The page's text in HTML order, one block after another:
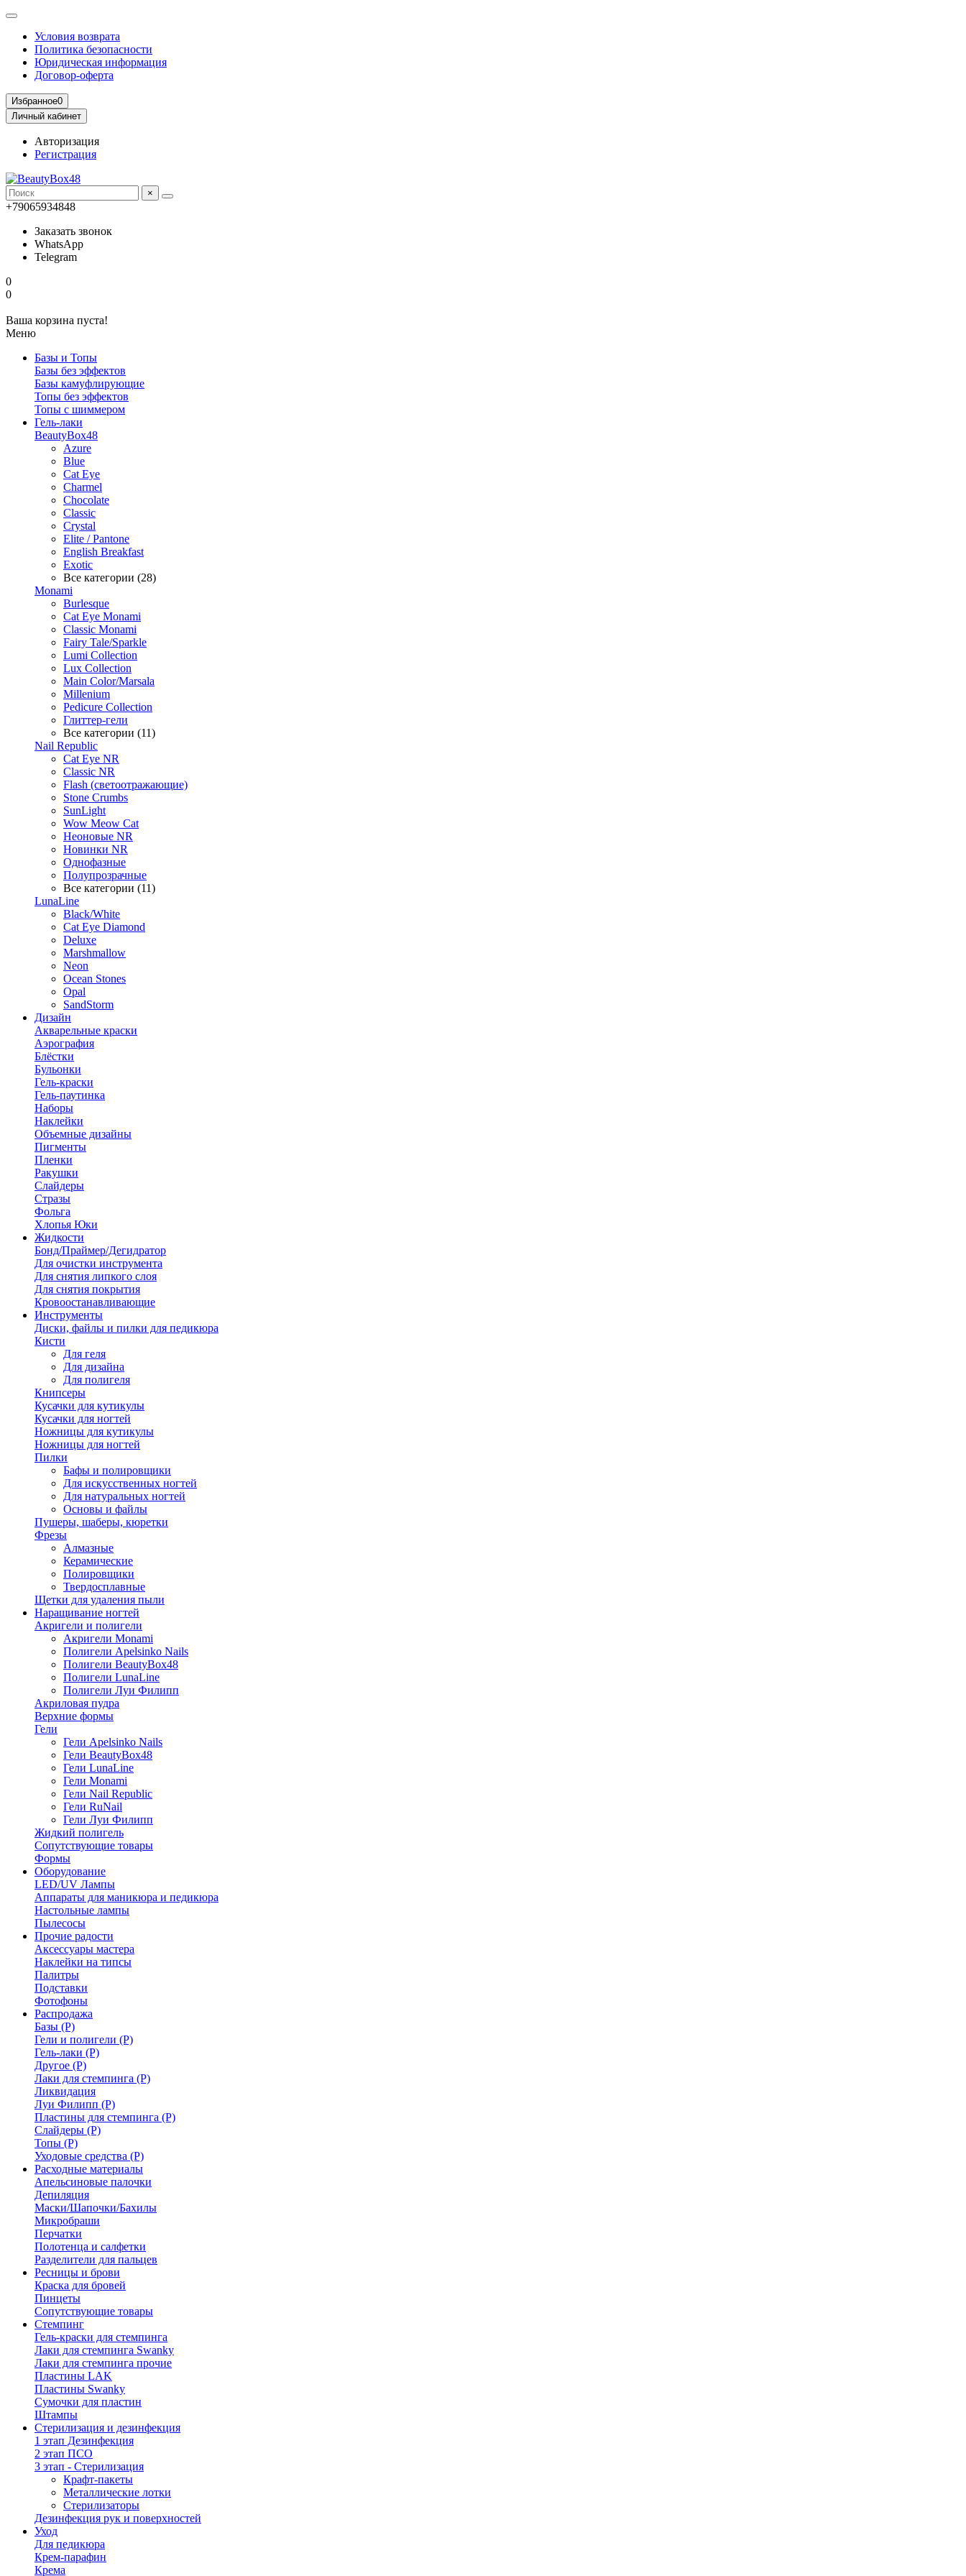
Условия возврата
Политика безопасности
Юридическая информация
Договор-оферта
Избранное0
Личный кабинет
Авторизация
Регистрация
×
+79065934848
Заказать звонок
WhatsApp
Telegram
0
0
Ваша корзина пуста!
Меню
Базы и Топы
Базы без эффектов
Базы камуфлирующие
Топы без эффектов
Топы с шиммером
Гель-лаки
BeautyBox48
Azure
Blue
Cat Eye
Charmel
Chocolate
Classic
Crystal
Elite / Pantone
English Breakfast
Exotic
Все категории (28)
Monami
Burlesque
Cat Eye Monami
Classic Monami
Fairy Tale/Sparkle
Lumi Collection
Lux Collection
Main Color/Marsala
Millenium
Pedicure Collection
Глиттер-гели
Все категории (11)
Nail Republic
Cat Eye NR
Classic NR
Flash (светоотражающие)
Stone Crumbs
SunLight
Wow Meow Cat
Неоновые NR
Новинки NR
Однофазные
Полупрозрачные
Все категории (11)
LunaLine
Black/White
Cat Eye Diamond
Deluxe
Marshmallow
Neon
Ocean Stones
Opal
SandStorm
Дизайн
Акварельные краски
Аэрография
Блёстки
Бульонки
Гель-краски
Гель-паутинка
Наборы
Наклейки
Объемные дизайны
Пигменты
Пленки
Ракушки
Слайдеры
Стразы
Фольга
Хлопья Юки
Жидкости
Бонд/Праймер/Дегидратор
Для очистки инструмента
Для снятия липкого слоя
Для снятия покрытия
Кровоостанавливающие
Инструменты
Диски, файлы и пилки для педикюра
Кисти
Для геля
Для дизайна
Для полигеля
Книпсеры
Кусачки для кутикулы
Кусачки для ногтей
Ножницы для кутикулы
Ножницы для ногтей
Пилки
Бафы и полировщики
Для искусственных ногтей
Для натуральных ногтей
Основы и файлы
Пушеры, шаберы, кюретки
Фрезы
Алмазные
Керамические
Полировщики
Твердосплавные
Щетки для удаления пыли
Наращивание ногтей
Акригели и полигели
Акригели Monami
Полигели Apelsinko Nails
Полигели BeautyBox48
Полигели LunaLine
Полигели Луи Филипп
Акриловая пудра
Верхние формы
Гели
Гели Apelsinko Nails
Гели BeautyBox48
Гели LunaLine
Гели Monami
Гели Nail Republic
Гели RuNail
Гели Луи Филипп
Жидкий полигель
Сопутствующие товары
Формы
Оборудование
LED/UV Лампы
Аппараты для маникюра и педикюра
Настольные лампы
Пылесосы
Прочие радости
Аксессуары мастера
Наклейки на типсы
Палитры
Подставки
Фотофоны
Распродажа
Базы (Р)
Гели и полигели (Р)
Гель-лаки (Р)
Другое (Р)
Лаки для стемпинга (Р)
Ликвидация
Луи Филипп (Р)
Пластины для стемпинга (Р)
Слайдеры (Р)
Топы (Р)
Уходовые средства (Р)
Расходные материалы
Апельсиновые палочки
Депиляция
Маски/Шапочки/Бахилы
Микробраши
Перчатки
Полотенца и салфетки
Разделители для пальцев
Ресницы и брови
Краска для бровей
Пинцеты
Сопутствующие товары
Стемпинг
Гель-краски для стемпинга
Лаки для стемпинга Swanky
Лаки для стемпинга прочие
Пластины LAK
Пластины Swanky
Сумочки для пластин
Штампы
Стерилизация и дезинфекция
1 этап Дезинфекция
2 этап ПСО
3 этап - Стерилизация
Крафт-пакеты
Металлические лотки
Стерилизаторы
Дезинфекция рук и поверхностей
Уход
Для педикюра
Крем-парафин
Крема